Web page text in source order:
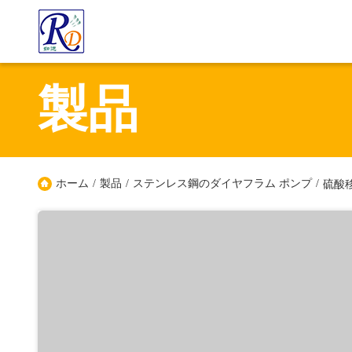
製品
ホーム / 製品 / ステンレス鋼のダイヤフラム ポンプ / 硫酸